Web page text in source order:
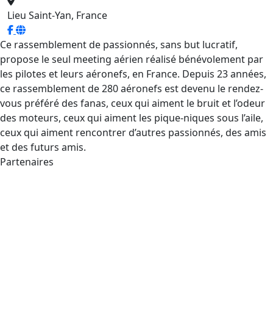
Lieu Saint-Yan, France
Ce rassemblement de passionnés, sans but lucratif,
propose le seul meeting aérien réalisé bénévolement par
les pilotes et leurs aéronefs, en France. Depuis 23 années,
ce rassemblement de 280 aéronefs est devenu le rendez-
vous préféré des fanas, ceux qui aiment le bruit et l’odeur
des moteurs, ceux qui aiment les pique-niques sous l’aile,
ceux qui aiment rencontrer d’autres passionnés, des amis
et des futurs amis.
Partenaires